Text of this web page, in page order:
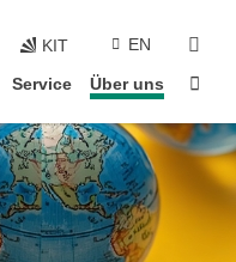
KIT EN
Service Über uns